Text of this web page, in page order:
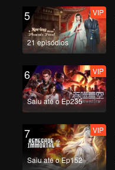
5
21 episódios
VIP
6
Saiu até o Ep235
VIP
7
Saiu até o Ep152
VIP